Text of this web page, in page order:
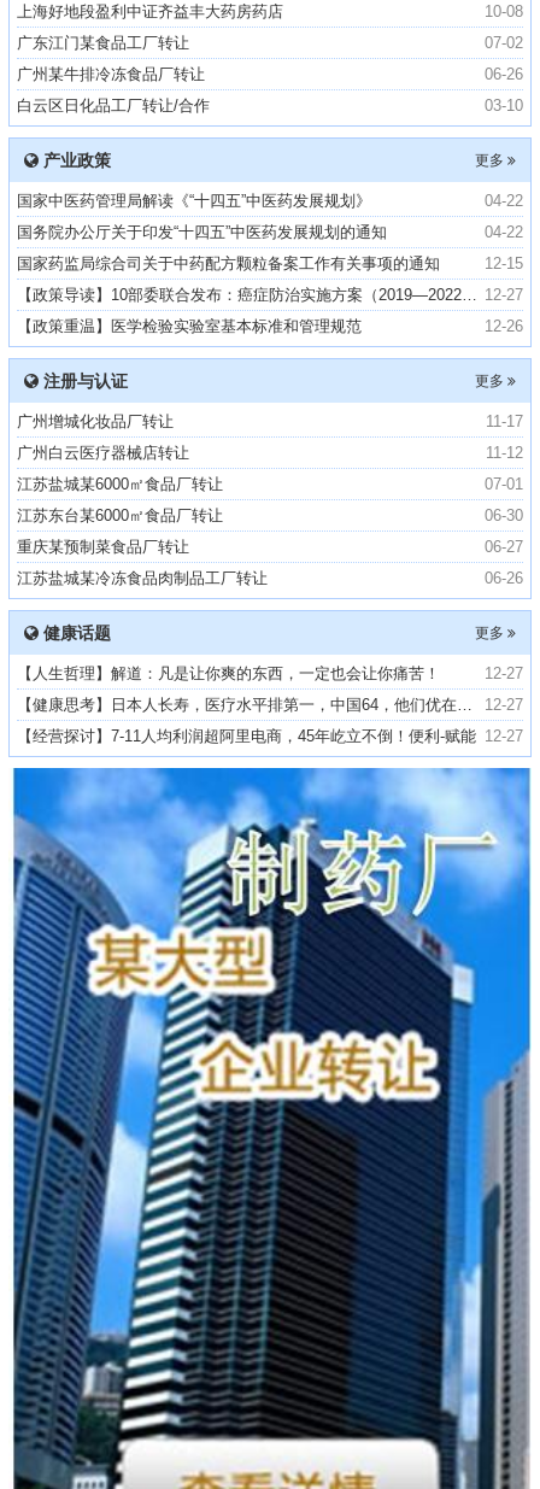
10-08
上海好地段盈利中证齐益丰大药房药店
07-02
广东江门某食品工厂转让
06-26
广州某牛排冷冻食品厂转让
03-10
白云区日化品工厂转让/合作
更多
产业政策
04-22
国家中医药管理局解读《“十四五”中医药发展规划》
04-22
国务院办公厅关于印发“十四五”中医药发展规划的通知
12-15
国家药监局综合司关于中药配方颗粒备案工作有关事项的通知
12-27
【政策导读】10部委联合发布：癌症防治实施方案（2019—2022年）
12-26
【政策重温】医学检验实验室基本标准和管理规范
更多
注册与认证
11-17
广州增城化妆品厂转让
11-12
广州白云医疗器械店转让
07-01
江苏盐城某6000㎡食品厂转让
06-30
江苏东台某6000㎡食品厂转让
06-27
重庆某预制菜食品厂转让
06-26
江苏盐城某冷冻食品肉制品工厂转让
更多
健康话题
12-27
【人生哲理】解道：凡是让你爽的东西，一定也会让你痛苦！
12-27
【健康思考】日本人长寿，医疗水平排第一，中国64，他们优在哪里？
12-27
【经营探讨】7-11人均利润超阿里电商，45年屹立不倒！便利-赋能​